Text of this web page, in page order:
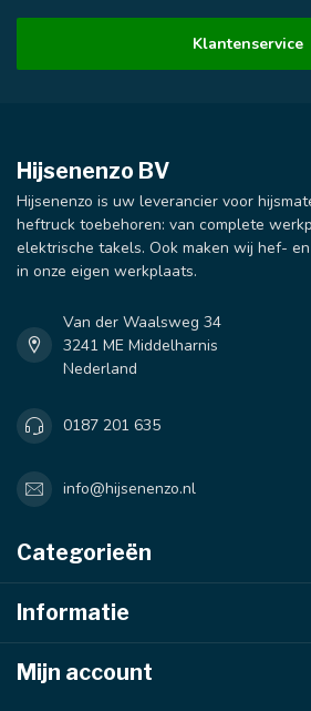
Klantenservice
Hijsenenzo BV
Hijsenenzo is uw leverancier voor
heftruck toebehoren: van complete
elektrische takels. Ook maken wij hef-
in onze eigen werkplaats.
Van der Waalsweg 34
3241 ME Middelharnis
Nederland
0187 201 635
info@hijsenenzo.nl
Categorieën
Informatie
Mijn account